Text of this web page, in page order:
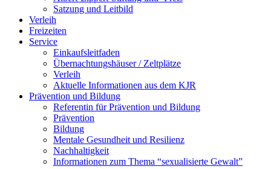
Satzung und Leitbild
Verleih
Freizeiten
Service
Einkaufsleitfaden
Übernachtungshäuser / Zeltplätze
Verleih
Aktuelle Informationen aus dem KJR
Prävention und Bildung
Referentin für Prävention und Bildung
Prävention
Bildung
Mentale Gesundheit und Resilienz
Nachhaltigkeit
Informationen zum Thema “sexualisierte Gewalt”